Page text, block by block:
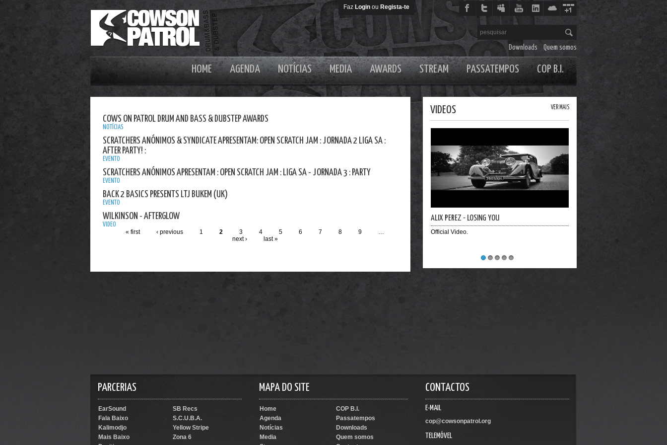
Faz Login ou Regista-te
Downloads Quem somos
HOME AGENDA NOTÍCIAS MEDIA AWARDS STREAM PASSATEMPOS COP B.I.
COWS ON PATROL DRUM AND BASS & DUBSTEP AWARDS
NOTÍCIAS
SCRATCHERS ANÓNIMOS & SYNDICATE APRESENTAM: OPEN SCRATCH JAM : JORNADA 2 LIGA SA :
AFTER PARTY! :
EVENTO
SCRATCHERS ANÓNIMOS APRESENTAM : OPEN SCRATCH JAM : LIGA SA - JORNADA 3 : PARTY
EVENTO
BACK 2 BASICS PRESENTS LTJ BUKEM (UK)
EVENTO
WILKINSON - AFTERGLOW
VIDEO
« first ‹ previous 1 2 3 4 5 6 7 8 9
…
next ›
last »
VIDEOS VER MAIS
Official Video.
DJ MARKY - SILLY
PARCERIAS
EarSound
SB Recs
Fala Baixo
S.C.U.B.A.
Kalimodjo
Yellow Stripe
Mais Baixo
Zona 6
MAPA DO SITE
Home
COP B.I.
Agenda
Passatempos
Notícias
Downloads
Media
Quem somos
CONTACTOS
E-MAIL
cop@cowsonpatrol.org
TELEMÓVEL